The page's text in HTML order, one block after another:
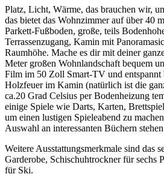
Platz, Licht, Wärme, das brauchen wir,
das bietet das Wohnzimmer auf über 40
Parkett-Fußboden, große, teils
Terrassenzugang, Kamin mit
Raumhöhe. Mache es dir mit deiner
Meter großen Wohnlandschaft bequem
Film im 50 Zoll Smart-TV und entspannt
Holzfeuer im Kamin (natürlich ist die
ca.20 Grad Celsius per Bodenheizung
einige Spiele wie Darts, Karten,
um einen lustigen Spieleabend zu
Auswahl an interessanten Büchern
Weitere Ausstattungsmerkmale sind das
Garderobe, Schischuhtrockner für sechs
für Ski.